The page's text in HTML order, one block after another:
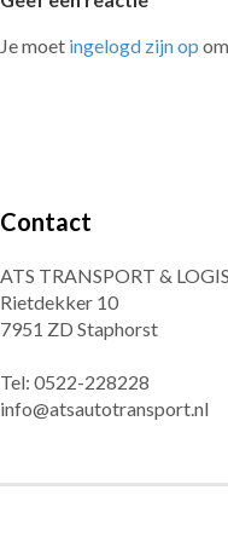
navigatie
Je moet ingelogd zijn op
Contact
ATS TRANSPORT &
Rietdekker 10
7951 ZD Staphorst
Tel: 0522-228228
info@atsautotransport.nl